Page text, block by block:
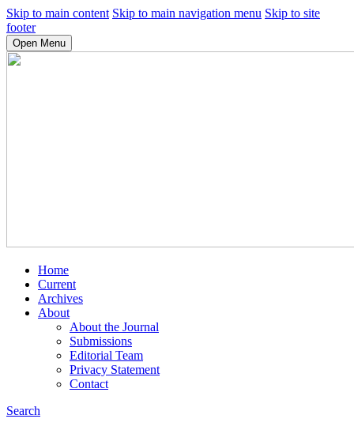
Skip to main content Skip to main navigation menu Skip to site
footer
Open Menu
Home
Current
Archives
About
About the Journal
Submissions
Editorial Team
Privacy Statement
Contact
Search